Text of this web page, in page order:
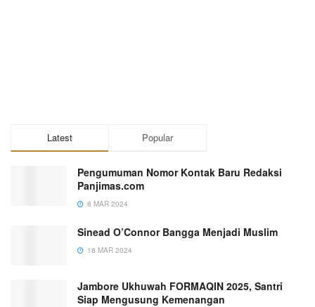
Latest Popular
Pengumuman Nomor Kontak Baru Redaksi
Panjimas.com
8 MAR 2024
Sinead O’Connor Bangga Menjadi Muslim
18 MAR 2024
Jambore Ukhuwah FORMAQIN 2025, Santri
Siap Mengusung Kemenangan